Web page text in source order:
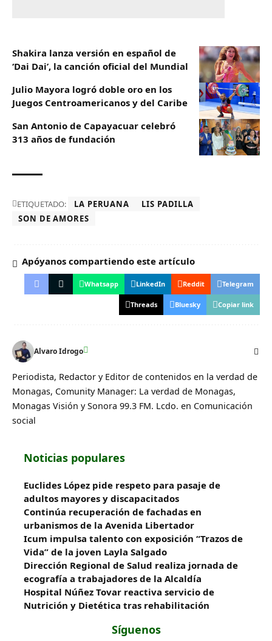
Shakira lanza versión en español de
‘Dai Dai’, la canción oficial del Mundial
Julio Mayora logró doble oro en los
Juegos Centroamericanos y del Caribe
San Antonio de Capayacuar celebró
313 años de fundación
ETIQUETADO: LA PERUANA
LIS PADILLA
SON DE AMORES
Apóyanos compartiendo este artículo
Whatsapp LinkedIn Reddit Telegram
Threads Bluesky Copiar link
Alvaro Idrogo
Periodista, Redactor y Editor de contenidos en la verdad de
Monagas, Comunity Manager: La verdad de Monagas,
Monagas Visión y Sonora 99.3 FM. Lcdo. en Comunicación
social
Noticias populares
Euclides López pide respeto para pasaje de
adultos mayores y discapacitados
Continúa recuperación de fachadas en
urbanismos de la Avenida Libertador
Icum impulsa talento con exposición “Trazos de
Vida” de la joven Layla Salgado‎
‎Dirección Regional de Salud realiza jornada de
ecografía a trabajadores de la Alcaldía
Hospital Núñez Tovar reactiva servicio de
Nutrición y Dietética tras rehabilitación
Síguenos